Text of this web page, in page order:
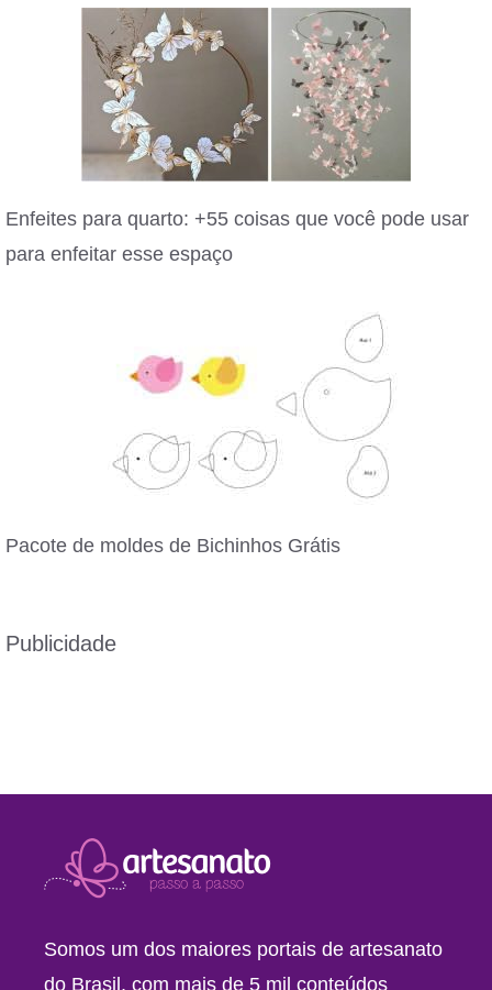
Enfeites para quarto: +55 coisas que você pode usar
para enfeitar esse espaço
Pacote de moldes de Bichinhos Grátis
Publicidade
Somos um dos maiores portais de artesanato
do Brasil, com mais de 5 mil conteúdos